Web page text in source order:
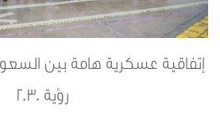
إتفاقية عسكرية هامة بين
رؤية 2030